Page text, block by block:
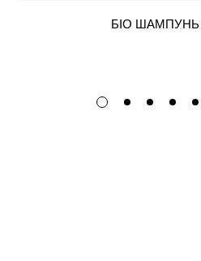
БІО ШАМПУНЬ